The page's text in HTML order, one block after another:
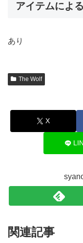
アイテムによ
あり
The Wolf
X
関連記事